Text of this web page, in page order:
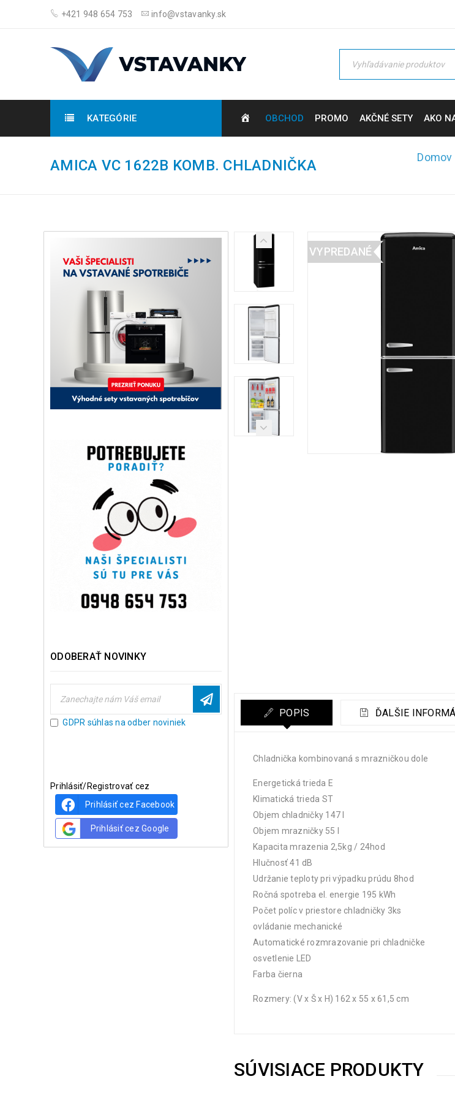
+421 948 654 753 info@vstavanky.sk
KATEGÓRIE OBCHOD PROMO AKČNÉ SETY AKO
AMICA VC 1622B KOMB. CHLADNIČKA Domov
ODOBERAŤ NOVINKY
GDPR súhlas na odber noviniek
Prihlásiť/Registrovať cez
Prihlásiť cez Facebook
Prihlásiť cez Google
VYPREDANÉ
POPIS ĎALŠIE
Chladnička kombinovaná s mrazničkou dole
Energetická trieda E
Klimatická trieda ST
Objem chladničky 147 l
Objem mrazničky 55 l
Kapacita mrazenia 2,5kg / 24hod
Hlučnosť 41 dB
Udržanie teploty pri výpadku prúdu 8hod
Ročná spotreba el. energie 195 kWh
Počet políc v priestore chladničky 3ks
ovládanie mechanické
Automatické rozmrazovanie pri chladničke
osvetlenie LED
Farba čierna
Rozmery: (V x Š x H) 162 x 55 x 61,5 cm
SÚVISIACE PRODUKTY